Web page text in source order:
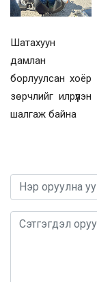
Шатахуун
дамлан
борлуулсан хоёр
зөрчлийг илрүүлэн
шалгаж байна